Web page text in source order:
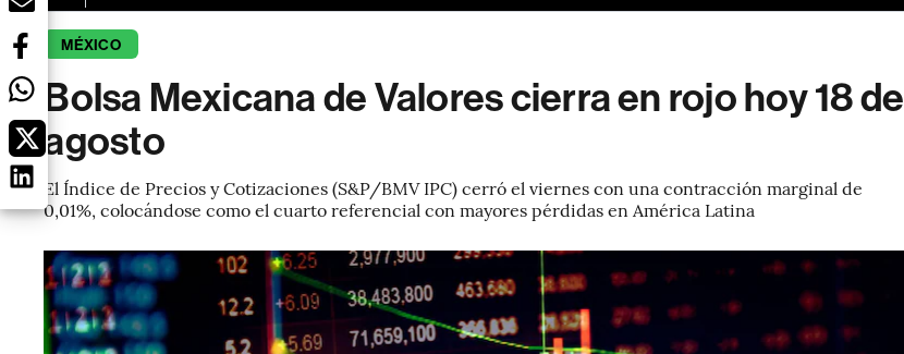
MÉXICO
Bolsa Mexicana de Valores cierra en rojo hoy 18 de
agosto
El Índice de Precios y Cotizaciones (S&P/BMV IPC) cerró el viernes con una contracción marginal de
0,01%, colocándose como el cuarto referencial con mayores pérdidas en América Latina